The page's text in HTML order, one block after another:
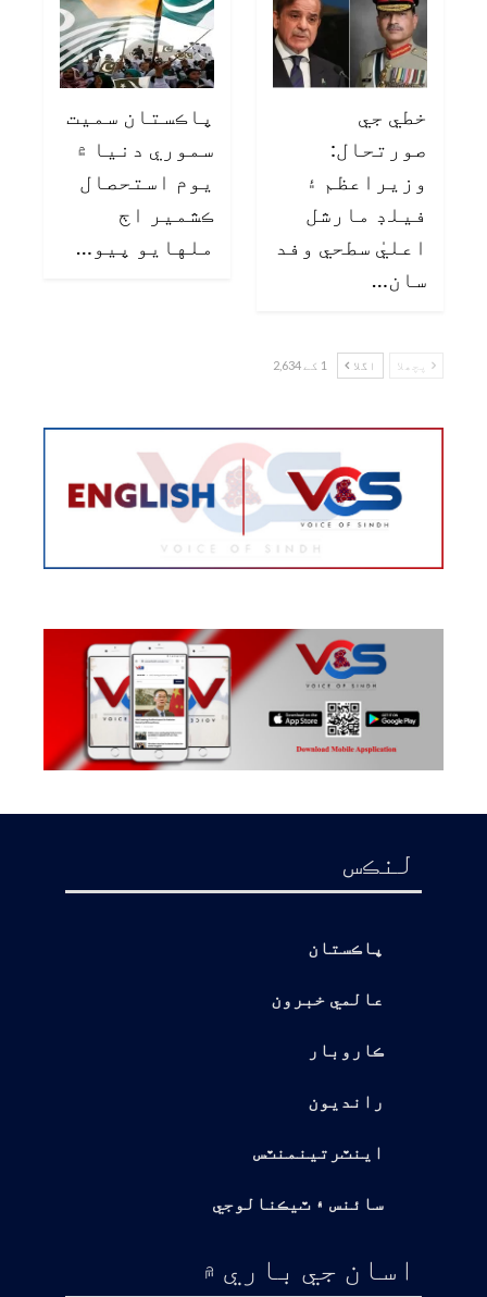
خطي جي
صورتحال:
وزيراعظم ۽
فيلڊ مارشل
اعليٰ سطحي وفد
سان…
پاڪستان سميت
سموري دنيا ۾
يوم استحصال
ڪشمير اڄ
ملهايو پيو…
پچھلا اگلا 1 کے 2,634
لنڪس
پاڪستان
عالمي خبرون
ڪاروبار
رانديون
اينٽرتينمنٽس
سائنس ۽ ٽيڪنالوجي
اسان جي باري ۾